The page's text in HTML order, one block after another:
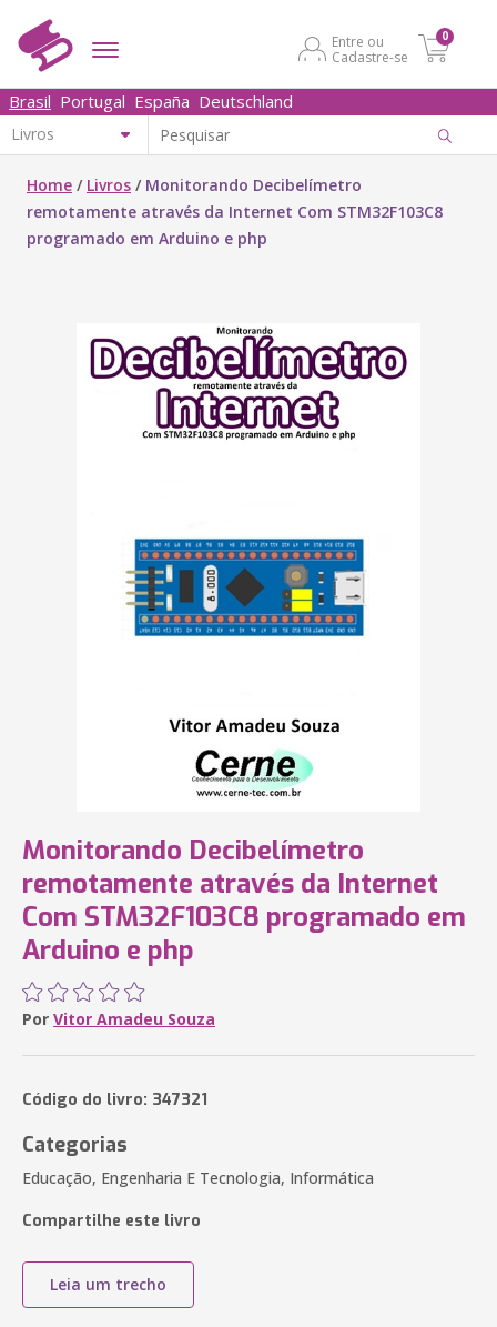
Entre ou
Cadastre-se
0
Brasil Portugal España Deutschland
Home / Livros / Monitorando Decibelímetro
remotamente através da Internet Com STM32F103C8
programado em Arduino e php
Monitorando Decibelímetro
remotamente através da Internet
Com STM32F103C8 programado em
Arduino e php
Por Vitor Amadeu Souza
Código do livro: 347321
Categorias
Educação, Engenharia E Tecnologia, Informática
Compartilhe este livro
Leia um trecho